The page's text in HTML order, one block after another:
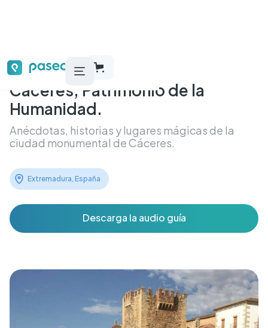
Cáceres, Patrimonio de la
Humanidad.
Anécdotas, historias y lugares mágicas de la
ciudad monumental de Cáceres.
Extremadura, España
Descarga la audio guía